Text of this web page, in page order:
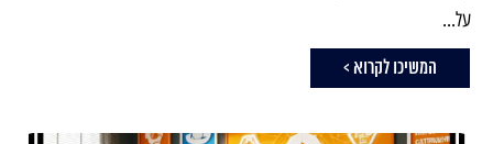
על...
המשיכו לקרוא >